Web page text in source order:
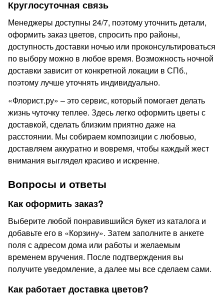
Круглосуточная связь
Менеджеры доступны 24/7, поэтому уточнить детали,
оформить заказ цветов, спросить про районы,
доступность доставки ночью или проконсультироваться
по выбору можно в любое время. Возможность ночной
доставки зависит от конкретной локации в СПб.,
поэтому лучше уточнять индивидуально.
«Флорист.ру» – это сервис, который помогает делать
жизнь чуточку теплее. Здесь легко оформить цветы с
доставкой, сделать близким приятно даже на
расстоянии. Мы собираем композиции с любовью,
доставляем аккуратно и вовремя, чтобы каждый жест
внимания выглядел красиво и искренне.
Вопросы и ответы
Как оформить заказ?
Выберите любой понравившийся букет из каталога и
добавьте его в «Корзину». Затем заполните в анкете
поля с адресом дома или работы и желаемым
временем вручения. После подтверждения вы
получите уведомление, а далее мы все сделаем сами.
Как работает доставка цветов?